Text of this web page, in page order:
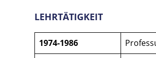
LEHRTÄTIGKEIT
1974-1986